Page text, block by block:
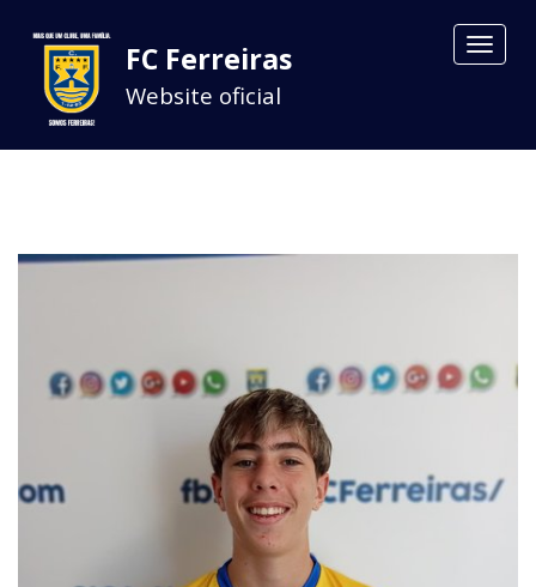
Toggle
FC Ferreiras
Website oficial